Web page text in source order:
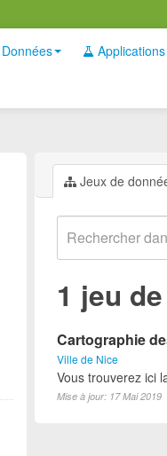
Données Applications
Jeux de
1 jeu
Cartographie
Ville de Nice
Vous trouverez ici
Mise à jour: 17 Mai 2019